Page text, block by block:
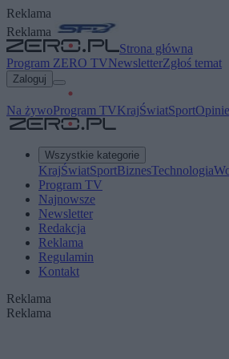
Reklama
Reklama
Strona główna
Program ZERO TVNewsletterZgłoś temat
Zaloguj
Na żywoProgram TVKrajŚwiatSportOpinie
Wszystkie kategorie
KrajŚwiatSportBiznesTechnologia
Program TV
Najnowsze
Newsletter
Redakcja
Reklama
Regulamin
Kontakt
Reklama
Reklama